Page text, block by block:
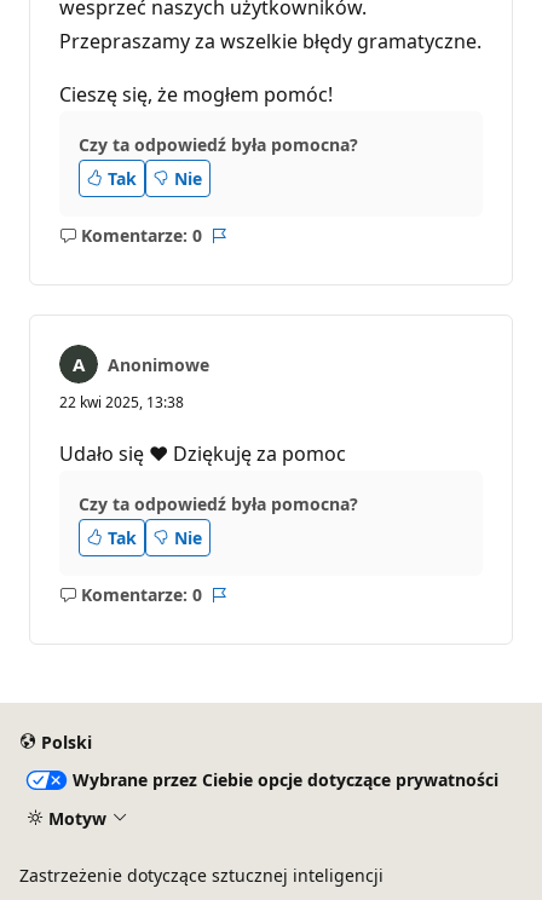
e
p
a
i
wesprzeć naszych użytkowników.
Przepraszamy za wszelkie błędy gramatyczne.
Cieszę się, że mogłem pomóc!
Czy ta odpowiedź była pomocna?
Tak
Nie
Komentarze: 0
Brak
Anonimowe
22 kwi 2025, 13:38
Udało się ❤️ Dziękuję za pomoc
Czy ta odpowiedź była pomocna?
Tak
Nie
Komentarze: 0
Brak
Polski
Wybrane przez Ciebie opcje dotyczące prywatności
Motyw
Zastrzeżenie dotyczące sztucznej inteligencji